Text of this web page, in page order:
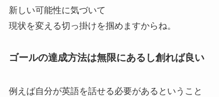
新しい可能性に気づいて
現状を変える切っ掛けを掴めますからね。
ゴールの達成方法は無限にあるし創れば良い
例えば自分が英語を話せる必要があるということ